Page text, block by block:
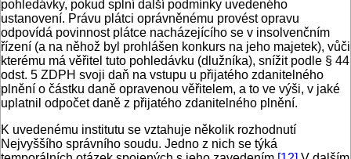
pohledávky, pokud splní další podmínky uvedeného
ustanovení. Právu plátci oprávněnému provést opravu
odpovídá povinnost plátce nacházejícího se v insolvenčním
řízení (a na něhož byl prohlášen konkurs na jeho majetek), vůči
kterému má věřitel tuto pohledávku (dlužníka), snížit podle § 44
odst. 5 ZDPH svoji daň na vstupu u přijatého zdanitelného
plnění o částku daně opravenou věřitelem, a to ve výši, v jaké
uplatnil odpočet daně z přijatého zdanitelného plnění.
K uvedenému institutu se vztahuje několik rozhodnutí
Nejvyššího správního soudu. Jedno z nich se týká